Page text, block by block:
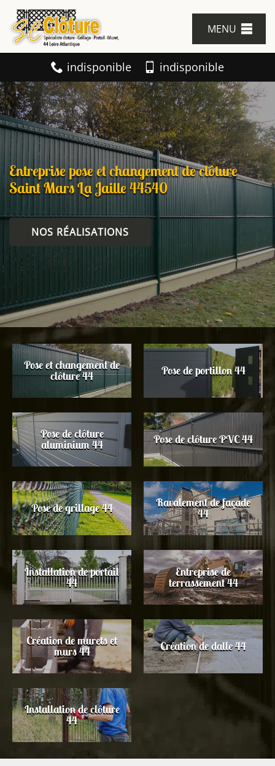
MENU
indisponible indisponible
Entreprise pose et changement de clôture
Saint Mars La Jaille 44540
NOS RÉALISATIONS
Pose et changement de
clôture 44 Pose de portillon 44
Pose de clôture
aluminium 44 Pose de clôture PVC 44
Pose de grillage 44 Ravalement de façade
44
Installation de portail
44
Entreprise de
terrassement 44
Création de murets et
murs 44 Création de dalle 44
Installation de clôture
44